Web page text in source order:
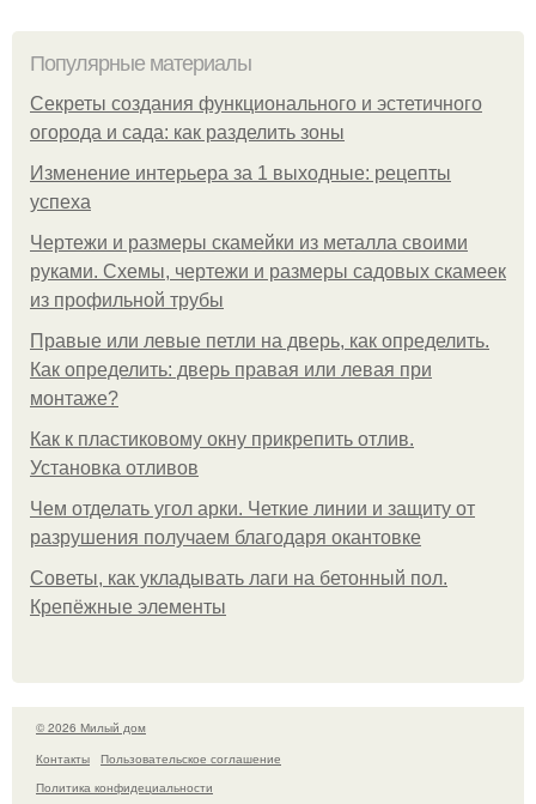
Популярные материалы
Секреты создания функционального и эстетичного
огорода и сада: как разделить зоны
Изменение интерьера за 1 выходные: рецепты
успеха
Чертежи и размеры скамейки из металла своими
руками. Схемы, чертежи и размеры садовых скамеек
из профильной трубы
Правые или левые петли на дверь, как определить.
Как определить: дверь правая или левая при
монтаже?
Как к пластиковому окну прикрепить отлив.
Установка отливов
Чем отделать угол арки. Четкие линии и защиту от
разрушения получаем благодаря окантовке
Советы, как укладывать лаги на бетонный пол.
Крепёжные элементы
© 2026 Милый дом
Контакты
Пользовательское соглашение
Политика конфидециальности